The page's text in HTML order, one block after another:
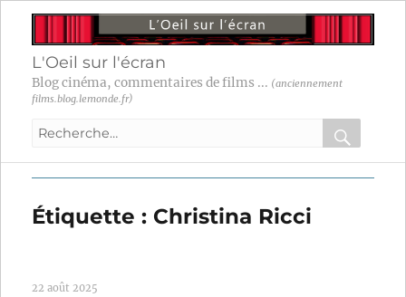
L'Oeil sur l'écran
Blog cinéma, commentaires de films ... (anciennement
films.blog.lemonde.fr)
Recherche
:
OK
Étiquette : Christina Ricci
22 août 2025